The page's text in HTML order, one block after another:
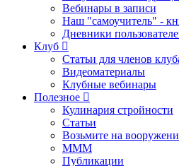
Вебинары в записи
Наш "самоучитель" -
Дневники
Клуб
Статьи для членов
Видеоматериалы
Клубные вебинары
Полезное
Кулинария стройности
Статьи
Возьмите на
МММ
Публикации